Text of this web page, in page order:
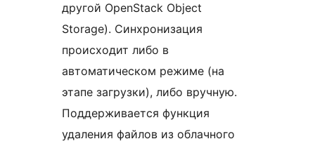
другой OpenStack Object
Storage). Синхронизация
происходит либо в
автоматическом режиме (на
этапе загрузки), либо вручную.
Поддерживается функция
удаления файлов из облачного